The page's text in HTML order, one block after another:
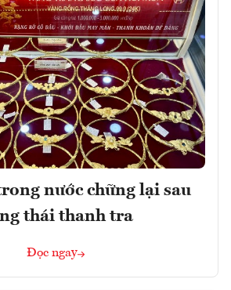
nước chững lại sau
thái thanh tra
Đọc ngay